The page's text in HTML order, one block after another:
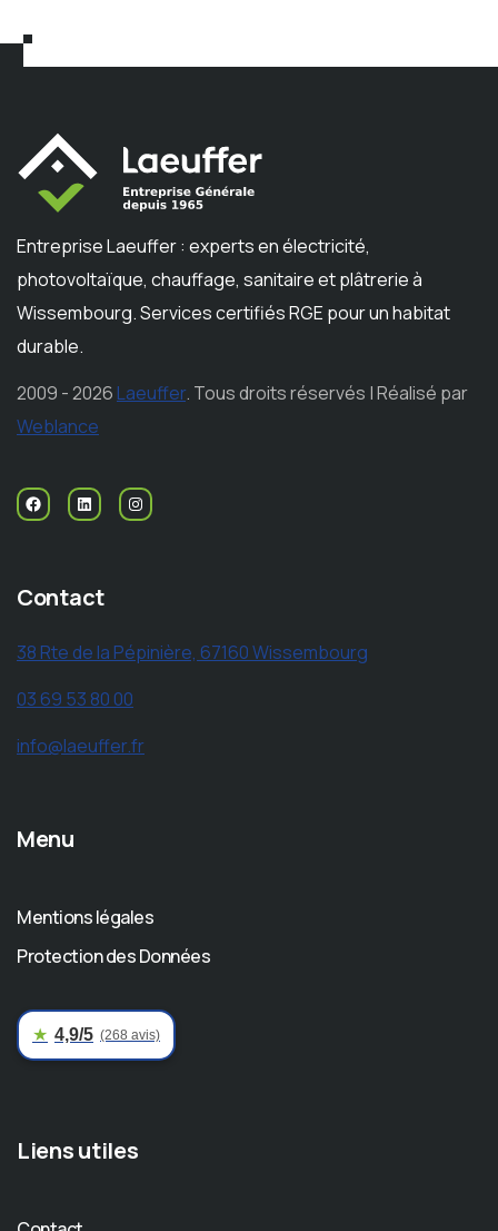
Entreprise Laeuffer : experts en électricité,
photovoltaïque, chauffage, sanitaire et plâtrerie à
Wissembourg. Services certifiés RGE pour un habitat
durable.
2009 - 2026Laeuffer. Tous droits réservés | Réalisé par
Weblance
Contact
38 Rte de la Pépinière, 67160 Wissembourg
03 69 53 80 00
info@laeuffer.fr
Menu
Mentions légales
Protection des Données
★ 4,9/5 (268 avis)
Liens utiles